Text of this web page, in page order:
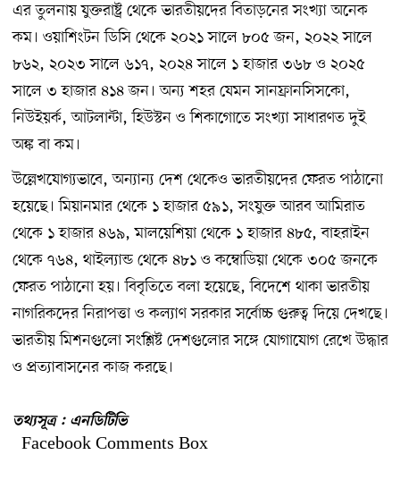
এর তুলনায় যুক্তরাষ্ট্র থেকে ভারতীয়দের বিতাড়নের সংখ্যা অনেক
কম। ওয়াশিংটন ডিসি থেকে ২০২১ সালে ৮০৫ জন, ২০২২ সালে
৮৬২, ২০২৩ সালে ৬১৭, ২০২৪ সালে ১ হাজার ৩৬৮ ও ২০২৫
সালে ৩ হাজার ৪১৪ জন। অন্য শহর যেমন সানফ্রানসিসকো,
নিউইয়র্ক, আটলান্টা, হিউস্টন ও শিকাগোতে সংখ্যা সাধারণত দুই
অঙ্ক বা কম।
উল্লেখযোগ্যভাবে, অন্যান্য দেশ থেকেও ভারতীয়দের ফেরত পাঠানো
হয়েছে। মিয়ানমার থেকে ১ হাজার ৫৯১, সংযুক্ত আরব আমিরাত
থেকে ১ হাজার ৪৬৯, মালয়েশিয়া থেকে ১ হাজার ৪৮৫, বাহরাইন
থেকে ৭৬৪, থাইল্যান্ড থেকে ৪৮১ ও কম্বোডিয়া থেকে ৩০৫ জনকে
ফেরত পাঠানো হয়। বিবৃতিতে বলা হয়েছে, বিদেশে থাকা ভারতীয়
নাগরিকদের নিরাপত্তা ও কল্যাণ সরকার সর্বোচ্চ গুরুত্ব দিয়ে দেখছে।
ভারতীয় মিশনগুলো সংশ্লিষ্ট দেশগুলোর সঙ্গে যোগাযোগ রেখে উদ্ধার
ও প্রত্যাবাসনের কাজ করছে।
তথ্যসূত্র : এনডিটিভি
Facebook Comments Box